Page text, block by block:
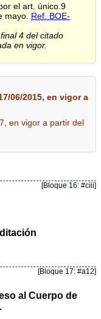
el art. único.9
mayo. Ref. BOE-
4 del citado
en vigor.
06/2015, en vigor a
en vigor a partir del
[Bloque 16: #ciii]
[Bloque 17: #a12]
al Cuerpo de